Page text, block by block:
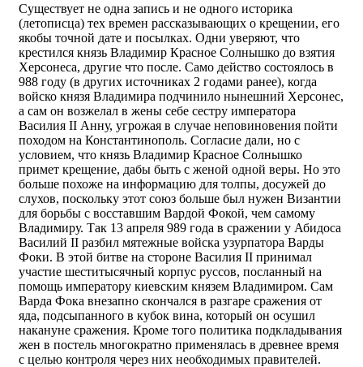
Существует не одна запись и не одного историка
(летописца) тех времен рассказывающих о крещении, его
якобы точной дате и посылках. Одни уверяют, что
крестился князь Владимир Красное Солнышко до взятия
Херсонеса, другие что после. Само действо состоялось в
988 году (в других источниках 2 годами ранее), когда
войско князя Владимира подчинило нынешний Херсонес,
а сам он возжелал в жены себе сестру императора
Василия ІІ Анну, угрожая в случае неповиновения пойти
походом на Константинополь. Согласие дали, но с
условием, что князь Владимир Красное Солнышко
примет крещение, дабы быть с женой одной веры. Но это
больше похоже на информацию для толпы, досужей до
слухов, поскольку этот союз больше был нужен Византии
для борьбы с восставшим Вардой Фокой, чем самому
Владимиру. Так 13 апреля 989 года в сражении у Абидоса
Василий II разбил мятежные войска узурпатора Варды
Фоки. В этой битве на стороне Василия II принимал
участие шеститысячный корпус руссов, посланный на
помощь императору киевским князем Владимиром. Сам
Варда Фока внезапно скончался в разгаре сражения от
яда, подсыпанного в кубок вина, который он осушил
накануне сражения. Кроме того политика подкладывания
жен в постель многократно применялась в древнее время
с целью контроля через них необходимых правителей.